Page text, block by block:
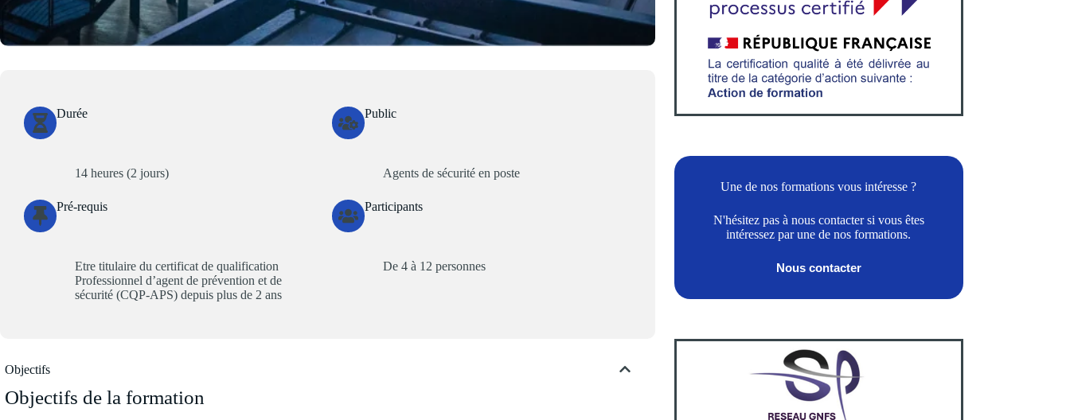
Durée
14 heures (2 jours)
Pré-requis
Etre titulaire du certificat de qualification
Professionnel d’agent de prévention et de
sécurité (CQP-APS) depuis plus de 2 ans
Public
Agents de sécurité en poste
Participants
De 4 à 12 personnes
Objectifs
Objectifs de la formation
Une de nos formations vous intéresse ?
N'hésitez pas à nous contacter si vous êtes
intéressez par une de nos formations.
Nous contacter